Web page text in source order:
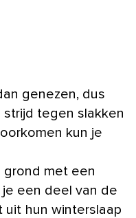
genezen, dus
tegen slakken
kun je
grond met een
je een deel van de
uit hun winterslaap